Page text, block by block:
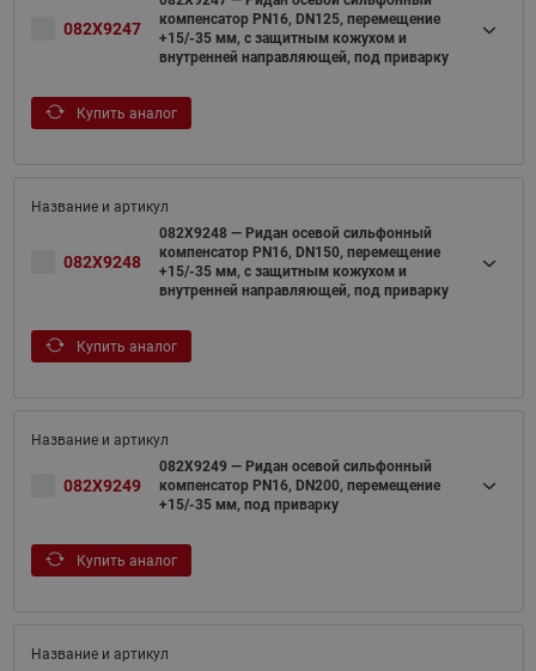
082X9247
компенсатор PN16, DN125, перемещение
+15/-35 мм, с защитным кожухом и
внутренней направляющей, под приварку
Купить аналог
082X9248
082X9248 — Ридан осевой сильфонный
компенсатор PN16, DN150, перемещение
+15/-35 мм, с защитным кожухом и
внутренней направляющей, под приварку
Купить аналог
082X9249
082X9249 — Ридан осевой сильфонный
компенсатор PN16, DN200, перемещение
+15/-35 мм, под приварку
Купить аналог